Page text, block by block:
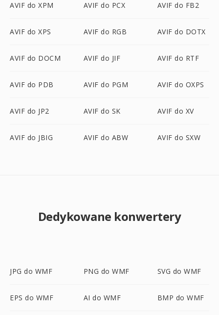
AVIF do XPM AVIF do PCX AVIF do FB2
AVIF do XPS AVIF do RGB AVIF do DOTX
AVIF do DOCM AVIF do JIF AVIF do RTF
AVIF do PDB AVIF do PGM AVIF do OXPS
AVIF do JP2 AVIF do SK AVIF do XV
AVIF do JBIG AVIF do ABW AVIF do SXW
Dedykowane konwertery
JPG do WMF PNG do WMF SVG do WMF
EPS do WMF AI do WMF BMP do WMF